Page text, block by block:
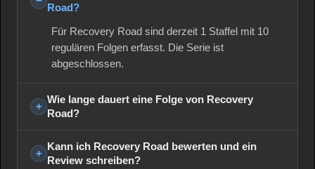
Road?
Für Recovery Road sind derzeit 1 Staffel mit 10
regulären Folgen erfasst. Die Serie ist
abgeschlossen.
Wie lange dauert eine Folge von Recovery
Road?
Kann ich Recovery Road bewerten und ein
Review schreiben?